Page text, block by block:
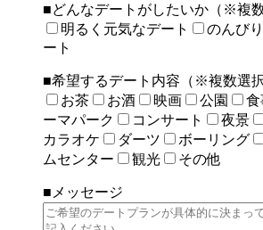
■どんなデートがしたいか（※複数
明るく元気なデート
のんび
ート
■希望するデート内容（※複数選択
お茶
お酒 映画 公園 食
ーマパーク
コンサート 夜景
カラオケ
ダーツ ボーリング
ムセンター
観光 その他
■メッセージ